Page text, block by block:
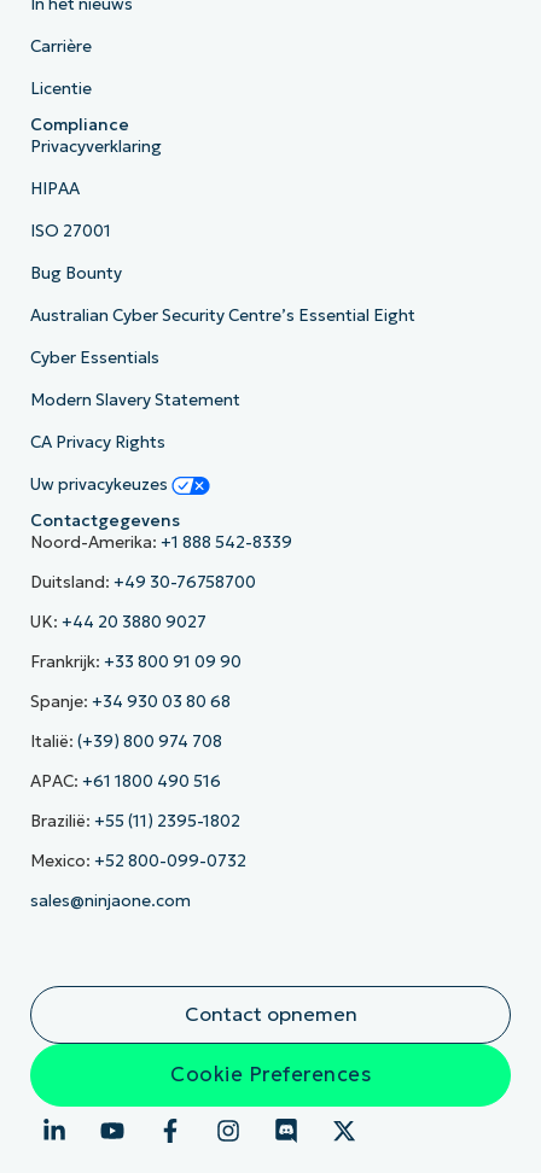
Carrière
Licentie
Compliance
Privacyverklaring
HIPAA
ISO 27001
Bug Bounty
Australian Cyber Security Centre’s Essential Eight
Cyber Essentials
Modern Slavery Statement
CA Privacy Rights
Uw privacykeuzes
Contactgegevens
Noord-Amerika: +1 888 542-8339
Duitsland: +49 30-76758700
UK: +44 20 3880 9027
Frankrijk: +33 800 91 09 90
Spanje: +34 930 03 80 68
Italië: (+39) 800 974 708
APAC: +61 1800 490 516
Brazilië: +55 (11) 2395-1802
Mexico: +52 800-099-0732
sales@ninjaone.com
Contact opnemen
Cookie Preferences